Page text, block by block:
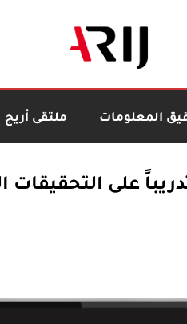
المعلومات ملتقى أريج
على التحقيقات